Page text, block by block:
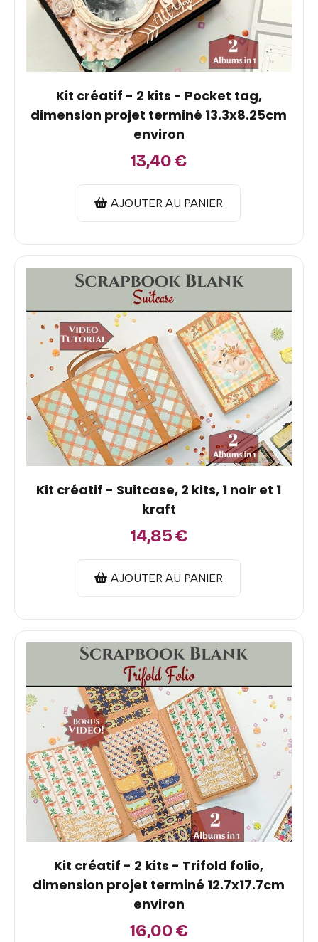
Kit créatif - 2 kits - Pocket tag,
dimension projet terminé 13.3x8.25cm
environ
13,40€
AJOUTER AU PANIER
Kit créatif - Suitcase, 2 kits, 1 noir et 1
kraft
14,85€
AJOUTER AU PANIER
Kit créatif - 2 kits - Trifold folio,
dimension projet terminé 12.7x17.7cm
environ
16,00€